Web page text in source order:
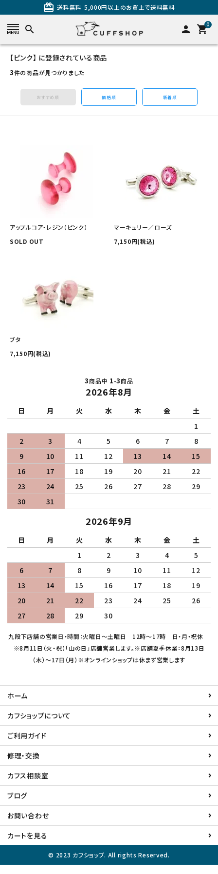
card_giftcard 送料無料 5,000円以上のお買上で送料無料
search person 0
shopping_cart
カテゴリーから探す
カフスを探す
その他の商品を探す
ご利用ガイド
カフス相談室
【ピンク】 に登録されている商品
3件の商品が見つかりました
おすすめ順 価格順 新着順
アップルコア・レジン（ピンク）
SOLD OUT
マーキュリー／ローズ
7,150円(税込)
ブタ
7,150円(税込)
3商品中 1-3商品
2026年8月
日 月 火 水 木 金
土
1
2
3 4 5 6 7
8
9
10 11 12 13 14
15
16
17 18 19 20 21
22
23
24 25 26 27 28
29
30
31
2026年9月
日 月 火 水 木 金
土
1
2 3 4
5
6
7 8 9 10 11
12
13
14 15 16 17 18
19
20
21 22 23 24 25
26
27
28 29 30
九段下店舗の営業日・時間：火曜日～土曜日 12時～17時 日・月・祝休
※8月11日（火・祝）「山の日」店舗営業します。※店舗夏季休業：8月13日
（木）～17日（月）※オンラインショップは休まず営業します
ホーム
カフショップについて
ご利用ガイド
修理・交換
カフス相談室
ブログ
お問い合わせ
カートを見る
© 2023 カフショップ. All rights Reserved.